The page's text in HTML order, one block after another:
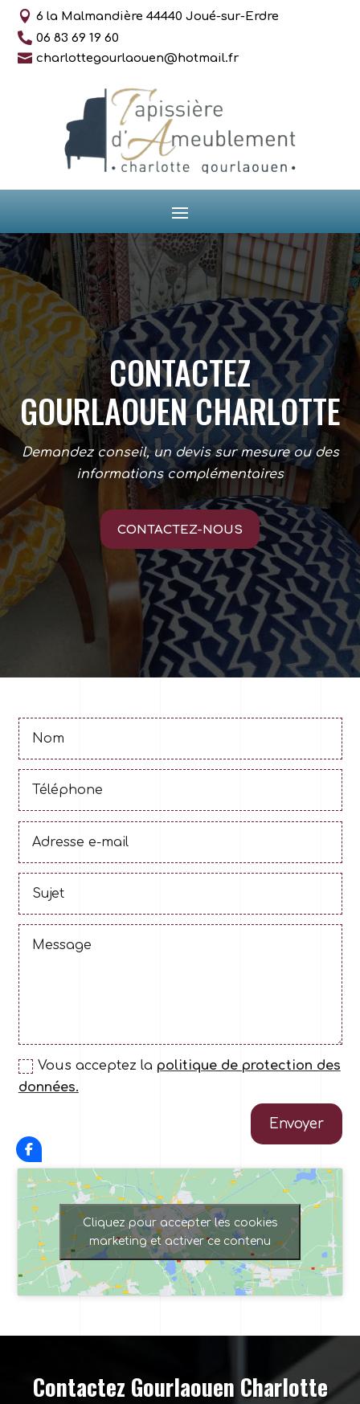
 6 la Malmandière 44440 Joué-sur-Erdre
 06 83 69 19 60
 charlottegourlaouen@hotmail.fr
CONTACTEZ
GOURLAOUEN CHARLOTTE
Demandez conseil, un devis sur mesure ou des
informations complémentaires
CONTACTEZ-NOUS
Vous acceptez la politique de protection des
données.
Envoyer
Cliquez pour accepter les cookies
marketing et activer ce contenu
Contactez Gourlaouen Charlotte